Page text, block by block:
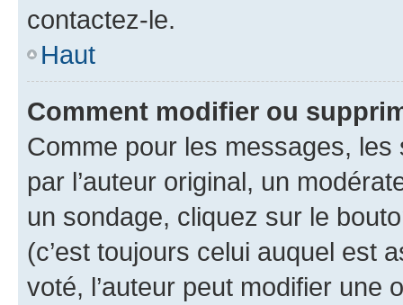
contactez-le.
Haut
Comment modifier ou
Comme pour les messages,
par l’auteur original, un
un sondage, cliquez sur le
(c’est toujours celui auquel est
voté, l’auteur peut modifier une